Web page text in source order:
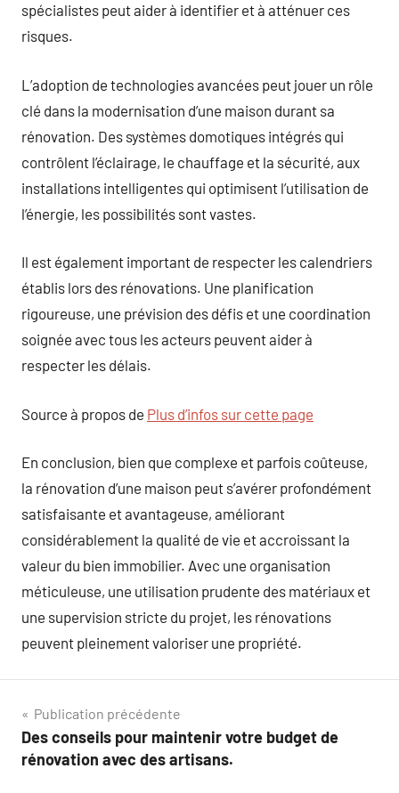
spécialistes peut aider à identifier et à atténuer ces
risques.
L’adoption de technologies avancées peut jouer un rôle
clé dans la modernisation d’une maison durant sa
rénovation. Des systèmes domotiques intégrés qui
contrôlent l’éclairage, le chauffage et la sécurité, aux
installations intelligentes qui optimisent l’utilisation de
l’énergie, les possibilités sont vastes.
Il est également important de respecter les calendriers
établis lors des rénovations. Une planification
rigoureuse, une prévision des défis et une coordination
soignée avec tous les acteurs peuvent aider à
respecter les délais.
Source à propos de Plus d’infos sur cette page
En conclusion, bien que complexe et parfois coûteuse,
la rénovation d’une maison peut s’avérer profondément
satisfaisante et avantageuse, améliorant
considérablement la qualité de vie et accroissant la
valeur du bien immobilier. Avec une organisation
méticuleuse, une utilisation prudente des matériaux et
une supervision stricte du projet, les rénovations
peuvent pleinement valoriser une propriété.
Navigation
de
Publication précédente
Des conseils pour maintenir votre budget de
rénovation avec des artisans.